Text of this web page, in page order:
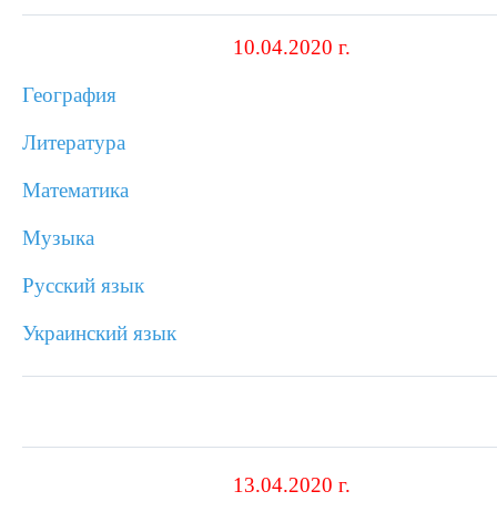
10.04.2020 г.
География
Литература
Математика
Музыка
Русский язык
Украинский язык
13.04.2020 г.